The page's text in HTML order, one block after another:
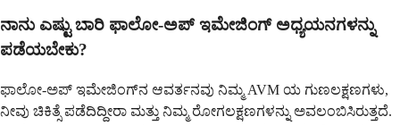
ನಾನು ಎಷ್ಟು ಬಾರಿ ಫಾಲೋ-ಅಪ್ ಇಮೇಜಿಂಗ್ ಅಧ್ಯಯನಗಳನ್ನು
ಪಡೆಯಬೇಕು?
ಫಾಲೋ-ಅಪ್ ಇಮೇಜಿಂಗ್‌ನ ಆವರ್ತನವು ನಿಮ್ಮ AVM ಯ ಗುಣಲಕ್ಷಣಗಳು,
ನೀವು ಚಿಕಿತ್ಸೆ ಪಡೆದಿದ್ದೀರಾ ಮತ್ತು ನಿಮ್ಮ ರೋಗಲಕ್ಷಣಗಳನ್ನು ಅವಲಂಬಿಸಿರುತ್ತದೆ.